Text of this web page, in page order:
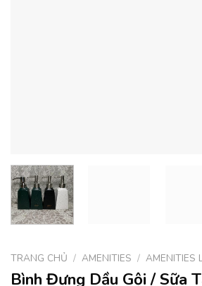
TRANG CHỦ / AMENITIES / AMENITIES
Bình Đựng Dầu Gội / Sữa